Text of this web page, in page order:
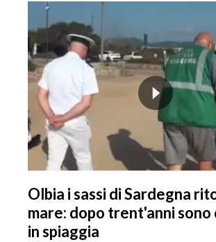
Olbia i sassi di Sardegna
mare: dopo trent'anni sono
in spiaggia